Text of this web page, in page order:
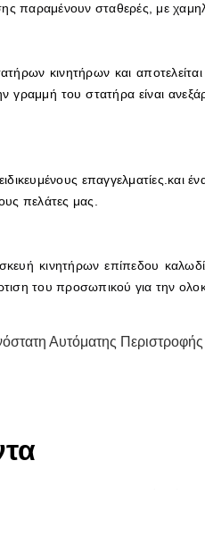
παραμένουν σταθερές, με
κινητήρων και
του στατήρα είναι
επαγγελματίες.και
πελάτες μας.
κινητήρων επίπεδου
του προσωπικού για την
Αυτόματης Περιστροφής